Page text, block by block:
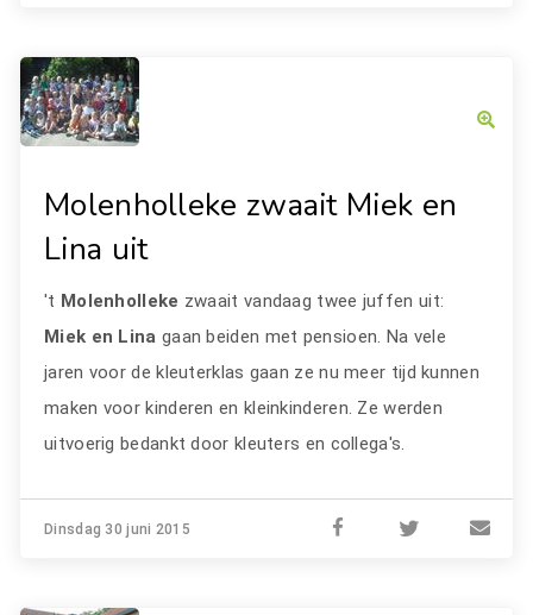
Molenholleke zwaait Miek en
Lina uit
't Molenholleke zwaait vandaag twee juffen uit:
Miek en Lina gaan beiden met pensioen. Na vele
jaren voor de kleuterklas gaan ze nu meer tijd kunnen
maken voor kinderen en kleinkinderen. Ze werden
uitvoerig bedankt door kleuters en collega's.
Dinsdag 30 juni 2015